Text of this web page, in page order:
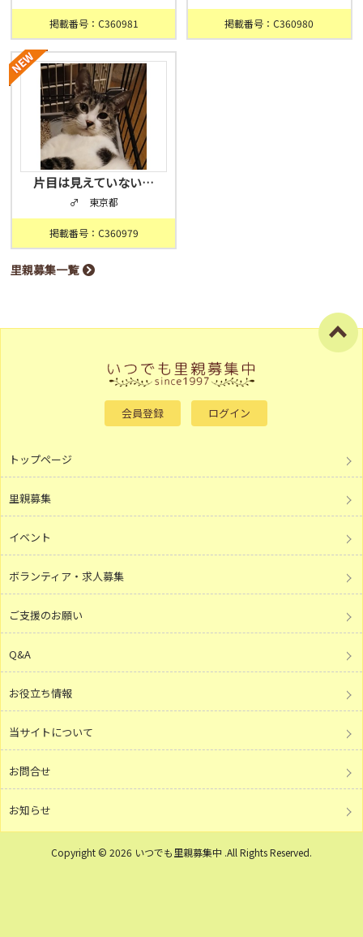
掲載番号：C360981 掲載番号：C360980
片目は見えていない…
♂ 東京都
掲載番号：C360979
里親募集一覧
会員登録 ログイン
トップページ
里親募集
イベント
ボランティア・求人募集
ご支援のお願い
Q&A
お役立ち情報
当サイトについて
お問合せ
お知らせ
Copyright © 2026 いつでも里親募集中 .All Rights Reserved.